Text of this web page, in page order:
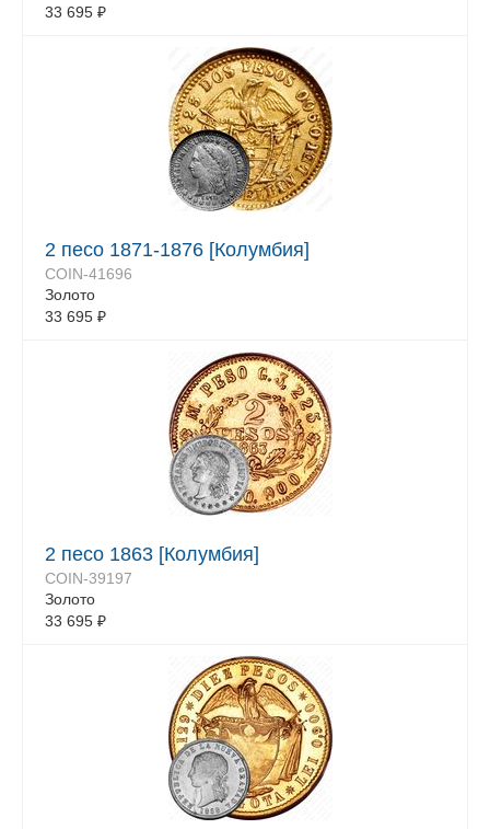
33 695 ₽
2 песо 1871-1876 [Колумбия]
COIN-41696
Золото
33 695 ₽
2 песо 1863 [Колумбия]
COIN-39197
Золото
33 695 ₽